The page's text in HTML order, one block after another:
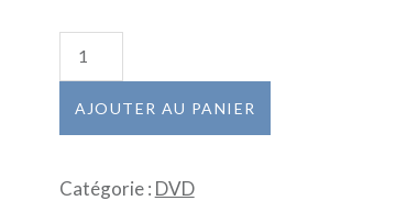
quantité
de
LE
DEFICIT
L'IMAGE
AJOUTER AU PANIER
Catégorie : DVD